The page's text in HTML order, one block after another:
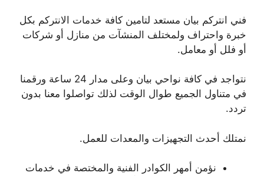
فني انتركم بيان مستعد لتامين كافة خدمات الانتركم بكل
خبرة واحتراف ولمختلف المنشآت من منازل أو شركات
أو فلل أو معامل.
نتواجد في كافة نواحي بيان وعلى مدار 24 ساعة ورقمنا
في متناول الجميع طوال الوقت لذلك تواصلوا معنا بدون
تردد.
نمتلك أحدث التجهيزات والمعدات للعمل.
نؤمن أمهر الكوادر الفنية والمختصة في خدمات